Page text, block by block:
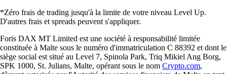
*Zéro frais de trading jusqu'à la limite de votre niveau Level Up.
D'autres frais et spreads peuvent s'appliquer.
Foris DAX MT Limited est une société à responsabilité limitée
constituée à Malte sous le numéro d'immatriculation C 88392 et dont le
siège social est situé au Level 7, Spinola Park, Triq Mikiel Ang Borg,
SPK 1000, St. Julians, Malte, opérant sous le nom Crypto.com,